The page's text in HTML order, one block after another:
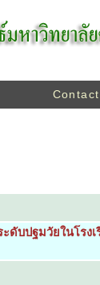
Contact
ดับปฐมวัยในโร